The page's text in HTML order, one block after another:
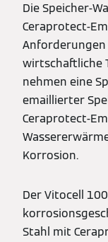
Die Speicher-
Ceraprotect-
wirtschaftliche
nehmen eine
emaillierter
Ceraprotect-
Korrosion.
Der Vitocell
Stahl mit